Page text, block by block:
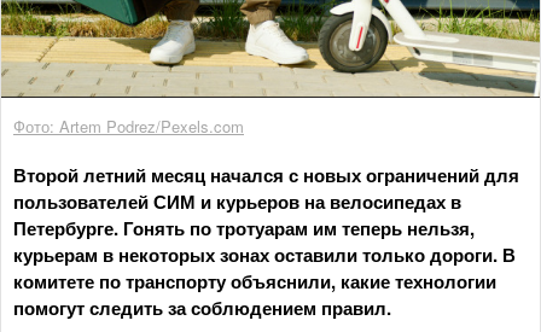
Фото: Artem Podrez/Pexels.com
Второй летний месяц начался с новых ограничений для
пользователей СИМ и курьеров на велосипедах в
Петербурге. Гонять по тротуарам им теперь нельзя,
курьерам в некоторых зонах оставили только дороги. В
комитете по транспорту объяснили, какие технологии
помогут следить за соблюдением правил.